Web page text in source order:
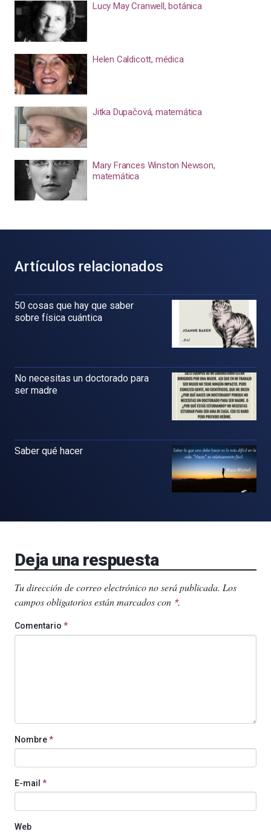
Lucy May Cranwell, botánica
Helen Caldicott, médica
Jitka Dupačová, matemática
Mary Frances Winston Newson,
matemática
Artículos relacionados
50 cosas que hay que saber
sobre física cuántica
No necesitas un doctorado para
ser madre
Saber qué hacer
Deja una respuesta
Tu dirección de correo electrónico no será publicada. Los
campos obligatorios están marcados con *.
Comentario *
Nombre*
E-mail *
Web